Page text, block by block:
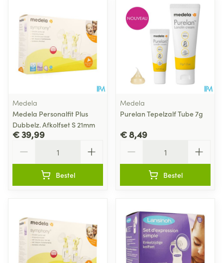
Medela
Medela Personalfit Plus
Dubbelz. Afkolfset S 21mm
€ 39,99
Bestel
Medela
Purelan Tepelzalf Tube 7g
€ 8,49
Bestel